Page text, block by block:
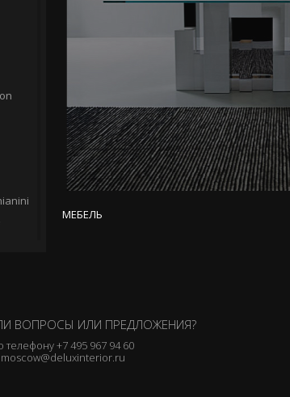
МЕБЕЛЬ
ВОПРОСЫ ИЛИ ПРЕДЛОЖЕНИЯ?
телефону+7 495 967 94 60
moscow@deluxinterior.ru